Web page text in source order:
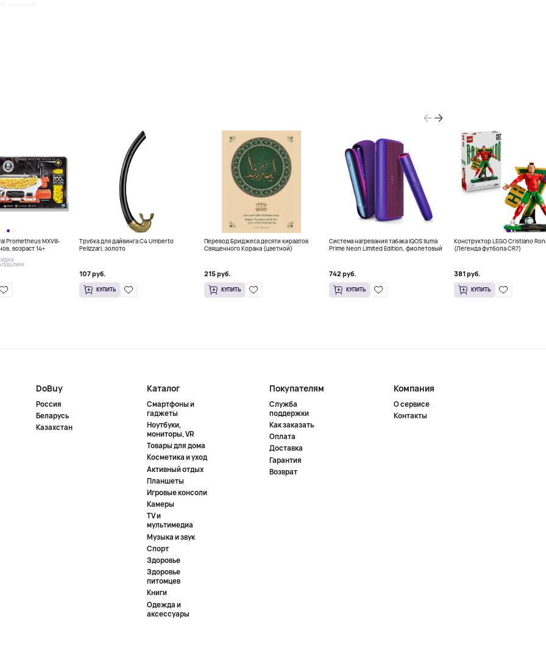
золотой...
Prometheus MXVIII-
возраст 14+
ПОШЛИНУ
Трубка для дайвинга C4 Umberto
Pelizzari, золото
107 руб.
КУПИТЬ
Перевод Бриджеса десяти кираатов
Священного Корана (цветной)
215 руб.
КУПИТЬ
Система нагревания табака IQOS Iluma
Prime Neon Limited Edition, фиолетовый
742 руб.
КУПИТЬ
Конструктор LEGO Cristiano
(Легенда футбола CR7)
381 руб.
КУПИТЬ
DoBuy
Россия
Беларусь
Казахстан
Каталог
Смартфоны и
гаджеты
Ноутбуки,
мониторы, VR
Товары для дома
Косметика и уход
Активный отдых
Планшеты
Игровые консоли
Камеры
TV и
мультимедиа
Музыка и звук
Спорт
Здоровье
Здоровье
питомцев
Книги
Одежда и
аксессуары
Покупателям
Служба
поддержки
Как заказать
Оплата
Доставка
Гарантия
Возврат
Компания
О сервисе
Контакты